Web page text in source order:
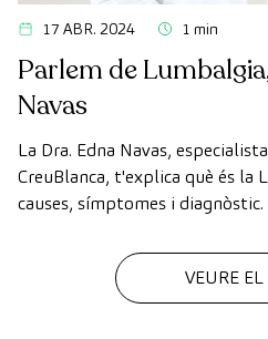
17 ABR. 2024 1 min
Parlem de
Navas
La Dra. Edna Navas,
CreuBlanca, t'explica què és la
causes, símptomes i diagnòstic.
VEURE EL